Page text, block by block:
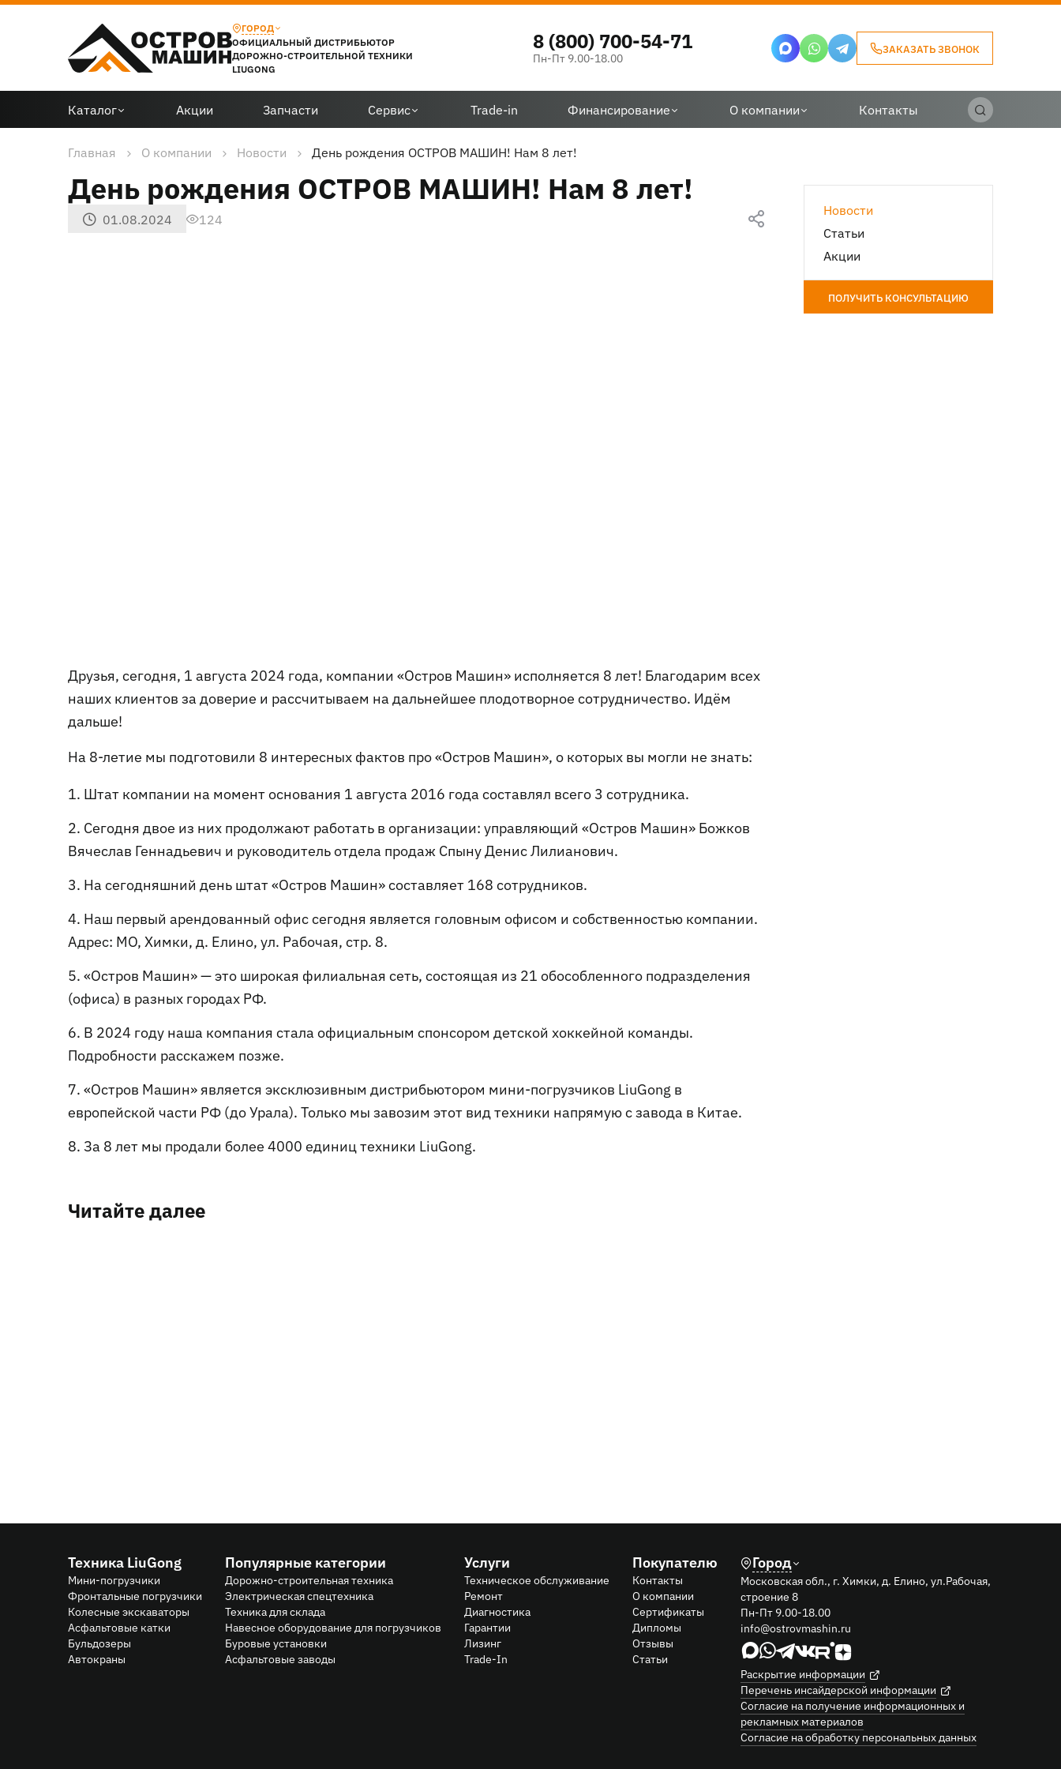
ГОРОД
ОФИЦИАЛЬНЫЙ ДИСТРИБЬЮТОР
ДОРОЖНО-СТРОИТЕЛЬНОЙ ТЕХНИКИ
LIUGONG
8 (800) 700-54-71
Пн-Пт 9.00-18.00
ЗАКАЗАТЬ ЗВОНОК
Каталог Акции Запчасти Сервис Trade-in Финансирование О компании Контакты
Главная О компании Новости День рождения ОСТРОВ МАШИН! Нам 8 лет!
День рождения ОСТРОВ МАШИН! Нам 8 лет!
01.08.2024 124
Друзья, сегодня, 1 августа 2024 года, компании «Остров Машин» исполняется 8 лет! Благодарим всех
наших клиентов за доверие и рассчитываем на дальнейшее плодотворное сотрудничество. Идём
дальше!
На 8-летие мы подготовили 8 интересных фактов про «Остров Машин», о которых вы могли не знать:
Штат компании на момент основания 1 августа 2016 года составлял всего 3 сотрудника.
Сегодня двое из них продолжают работать в организации: управляющий «Остров Машин» Божков
Вячеслав Геннадьевич и руководитель отдела продаж Спыну Денис Лилианович.
На сегодняшний день штат «Остров Машин» составляет 168 сотрудников.
Наш первый арендованный офис сегодня является головным офисом и собственностью компании.
Адрес: МО, Химки, д. Елино, ул. Рабочая, стр. 8.
«Остров Машин» — это широкая филиальная сеть, состоящая из 21 обособленного подразделения
(офиса) в разных городах РФ.
В 2024 году наша компания стала официальным спонсором детской хоккейной команды.
Подробности расскажем позже.
«Остров Машин» является эксклюзивным дистрибьютором мини-погрузчиков LiuGong в
европейской части РФ (до Урала). Только мы завозим этот вид техники напрямую с завода в Китае.
За 8 лет мы продали более 4000 единиц техники LiuGong.
Читайте далее
Новости
Статьи
Акции
ПОЛУЧИТЬ КОНСУЛЬТАЦИЮ
Техника LiuGong
Мини-погрузчики
Фронтальные погрузчики
Колесные экскаваторы
Асфальтовые катки
Бульдозеры
Автокраны
Популярные категории
Дорожно-строительная техника
Электрическая спецтехника
Техника для склада
Навесное оборудование для погрузчиков
Буровые установки
Асфальтовые заводы
Услуги
Техническое обслуживание
Ремонт
Диагностика
Гарантии
Лизинг
Trade-In
Покупателю
Контакты
О компании
Сертификаты
Дипломы
Отзывы
Статьи
Город
Московская обл., г. Химки, д. Елино, ул.Рабочая,
строение 8
Пн-Пт 9.00-18.00
info@ostrovmashin.ru
Раскрытие информации
Перечень инсайдерской информации
Согласие на получение информационных и
рекламных материалов
Согласие на обработку персональных данных